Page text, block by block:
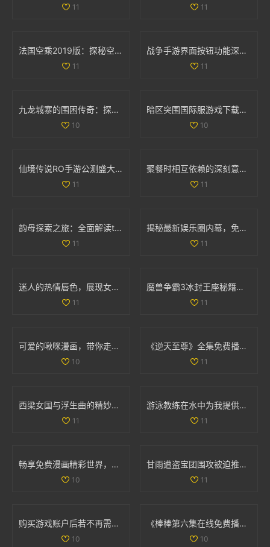
11 11
法国空乘2019版：探秘空中服务背后的故事与挑战
11
战争手游界面按钮功能深入分析：揭开无尽战斗的神秘面纱
11
九龙城寨的围困传奇：探索历史中的生存之道
10
暗区突围国际服游戏下载指南：畅享极致战斗体验
10
仙境传说RO手游公测盛大开启 福利返利额度详细解析
11
聚餐时相互依赖的深刻意义与人际关系探讨
11
韵母探索之旅：全面解读t系列102章的音韵奥秘
11
揭秘最新娱乐圈内幕，免费获取吃瓜爆料精彩内容
11
迷人的热情唇色，展现女性独特韵味与魅力
11
魔兽争霸3冰封王座秘籍全解析，助你轻松通关游戏
11
可爱的啾咪漫画，带你走进奇幻的二次元世界
10
《逆天至尊》全集免费播放，尽享精彩剧情和热血冒险之旅
11
西梁女国与浮生曲的精妙连接与创作过程探讨
11
游泳教练在水中为我提供专业指导的精彩瞬间
11
畅享免费漫画精彩世界，轻松进入漫漫漫画入口页面
10
甘雨遭盗宝团围攻被迫推离现场 引发网友热议
11
购买游戏账户后若不再需要，是否可以申请退款
10
《棒棒第六集在线免费播放方法分享与观看体验》
10